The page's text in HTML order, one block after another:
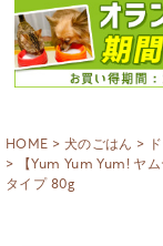
HOME 犬のごはん
【Yum Yum Yum! ヤ
タイプ 80g